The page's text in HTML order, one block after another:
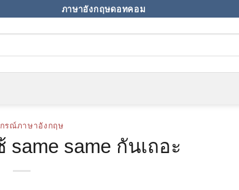
ภาษาอังกฤษดอทคอม
รณ์ภาษาอังกฤษ
same same กันเถอะ